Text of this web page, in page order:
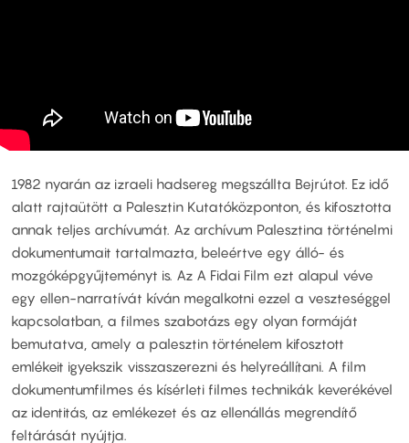
1982 nyarán az izraeli hadsereg megszállta Bejrútot. Ez idő
alatt rajtaütött a Palesztin Kutatóközponton, és kifosztotta
annak teljes archívumát. Az archívum Palesztina történelmi
dokumentumait tartalmazta, beleértve egy álló- és
mozgóképgyűjteményt is. Az A Fidai Film ezt alapul véve
egy ellen-narratívát kíván megalkotni ezzel a veszteséggel
kapcsolatban, a filmes szabotázs egy olyan formáját
bemutatva, amely a palesztin történelem kifosztott
emlékeit igyekszik visszaszerezni és helyreállítani. A film
dokumentumfilmes és kísérleti filmes technikák keverékével
az identitás, az emlékezet és az ellenállás megrendítő
feltárását nyújtja.